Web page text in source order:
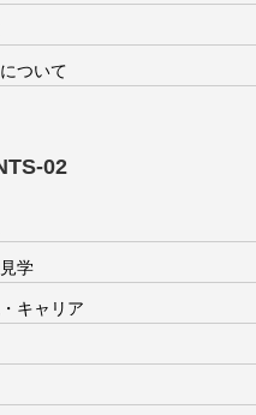
ついて
02
学
キャリア